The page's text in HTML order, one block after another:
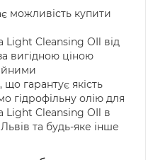
можливість купити
Light Cleansing OIl від
вигідною ціною
, що гарантує якість
гідрофільну олію для
Light Cleansing OIl в
та будь-яке інше